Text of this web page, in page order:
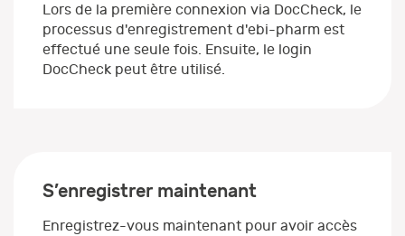
Lors de la première connexion via DocCheck, le
processus d'enregistrement d'ebi-pharm est
effectué une seule fois. Ensuite, le login
DocCheck peut être utilisé.
S’enregistrer maintenant
Enregistrez-vous maintenant pour avoir accès